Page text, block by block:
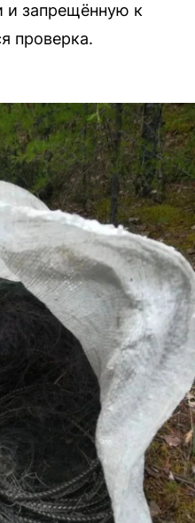
и запрещённую к
проверка.